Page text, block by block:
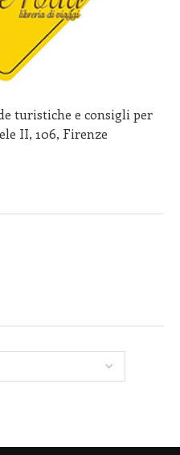
turistiche e consigli per
II, 106, Firenze